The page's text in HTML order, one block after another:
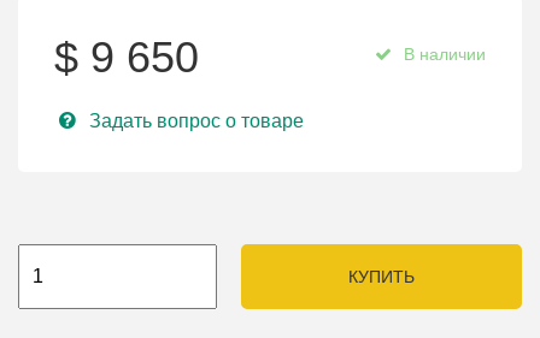
$ 9 650 В наличии
Задать вопрос о товаре
КУПИТЬ